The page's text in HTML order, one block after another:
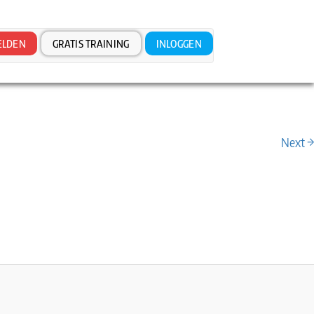
GRATIS TRAINING INLOGGEN
Next →